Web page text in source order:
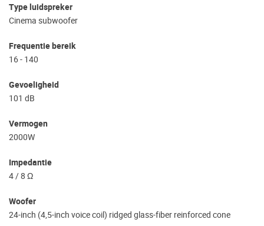
Type luidspreker
Cinema subwoofer
Frequentie bereik
16 - 140
Gevoeligheid
101 dB
Vermogen
2000W
Impedantie
4 / 8 Ω
Woofer
24-inch (4,5-inch voice coil) ridged glass-fiber reinforced cone